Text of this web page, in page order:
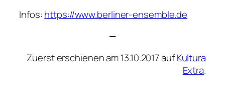
Infos:https://www.berliner-ensemble.de
—
Zuerst erschienen am 13.10.2017 aufKultura
Extra.